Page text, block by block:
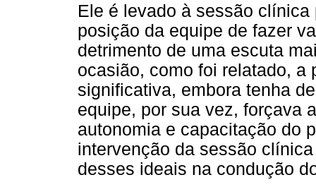
Ele é levado à sessão
posição da equipe de fazer
detrimento de uma escuta
ocasião, como foi relatado, a
significativa, embora tenha
equipe, por sua vez, forçava
autonomia e capacitação do
intervenção da sessão
desses ideais na condução